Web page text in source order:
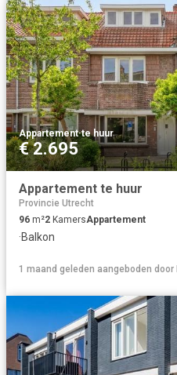
Appartement·te huur
€ 2.695
Appartement te huur
Provincie Utrecht
96 m²2 KamersAppartement
·Balkon
1 maand geleden aangeboden door